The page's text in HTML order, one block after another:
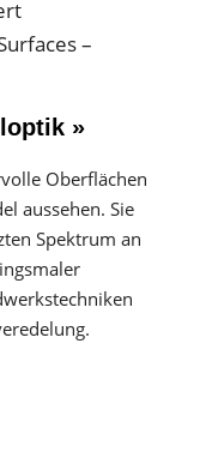
»
Oberflächen
aussehen. Sie
Spektrum an